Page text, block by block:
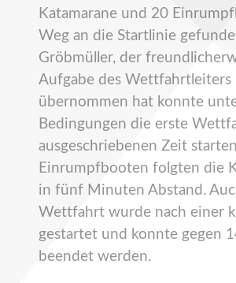
Katamarane und 20
Weg an die Startlinie
Gröbmüller, der
Aufgabe des Wettfahrtleiters
übernommen hat konnte
Bedingungen die erste
ausgeschriebenen Zeit
Einrumpfbooten folgten die
in fünf Minuten Abstand.
Wettfahrt wurde nach einer
gestartet und konnte gegen
beendet werden.